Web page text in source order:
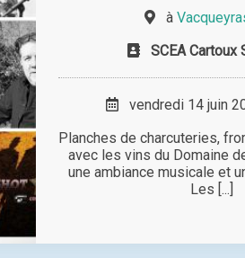
à
SCEA Cartoux
vendredi 14 juin
Planches de charcuteries,
avec les vins du Domaine
une ambiance musicale et
Les [...]